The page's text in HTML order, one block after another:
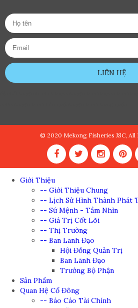
LIÊN HỆ
© 2020 Mekong Fisheries JSC, All
Giới Thiệu
-- Giới Thiệu Chung
-- Lịch Sử Hình Thành Phát
-- Sứ Mệnh - Tầm Nhìn
-- Giá Trị Cốt Lõi
-- Thị Trường
-- Ban Lãnh Đạo
Hội Đồng Quản Trị
Ban Lãnh Đạo
Trưởng Bộ Phận
Sản Phẩm
Quan Hệ Cổ Đông
-- Báo Cáo Tài Chính